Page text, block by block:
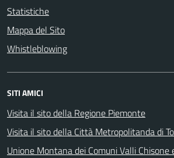
Statistiche
Mappa del Sito
Whistleblowing
SITI AMICI
Visita il sito della Regione Piemonte
Visita il sito della Città Metropolitanda di
Unione Montana dei Comuni Valli Chisone